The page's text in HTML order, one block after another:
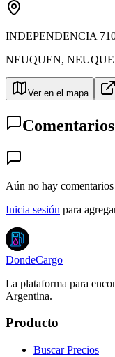
INDEPENDENCIA
NEUQUEN,
Ver en el mapa
Comentarios
Aún no hay comentarios
Inicia sesión para
DondeCargo
La plataforma para
Argentina.
Producto
Buscar Precios